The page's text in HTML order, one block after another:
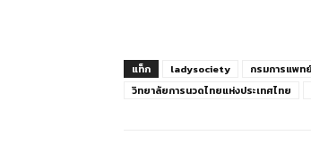
แท็ก ladysociety กรมการแพท
วิทยาลัยการนวดไทยแห่งประเทศไทย